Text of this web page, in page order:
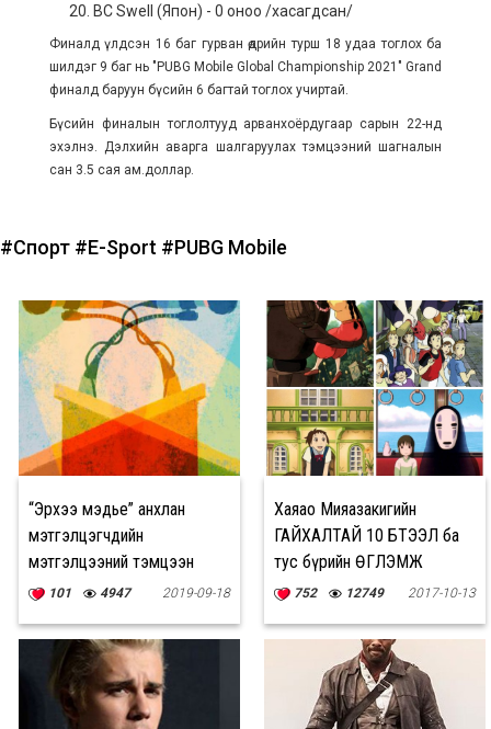
BC Swell (Япон) - 0 оноо /хасагдсан/
Финалд үлдсэн 16 баг гурван өдрийн турш 18 удаа тоглох ба
шилдэг 9 баг нь "PUBG Mobile Global Championship 2021" Grand
финалд баруун бүсийн 6 багтай тоглох учиртай.
Бүсийн финалын тоглолтууд арванхоёрдугаар сарын 22-нд
эхэлнэ. Дэлхийн аварга шалгаруулах тэмцээний шагналын
сан 3.5 сая ам.доллар.
#Спорт #E-Sport #PUBG Mobile
“Эрхээ мэдье” анхлан
мэтгэлцэгчдийн
мэтгэлцээний тэмцээн
зарлагдлаа
101 4947 2019-09-18
Хаяао Мияазакигийн
ГАЙХАЛТАЙ 10 БҮТЭЭЛ ба
тус бүрийн ӨГҮҮЛЭМЖ
752 12749 2017-10-13